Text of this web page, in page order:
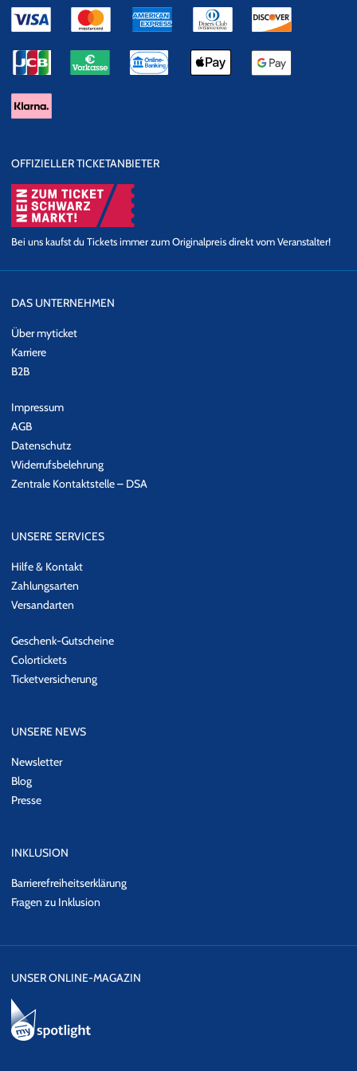
OFFIZIELLER TICKETANBIETER
Bei uns kaufst du Tickets immer zum Originalpreis direkt vom Veranstalter!
DAS UNTERNEHMEN
Über myticket
Karriere
B2B
Impressum
AGB
Datenschutz
Widerrufsbelehrung
Zentrale Kontaktstelle – DSA
UNSERE SERVICES
Hilfe & Kontakt
Zahlungsarten
Versandarten
Geschenk-Gutscheine
Colortickets
Ticketversicherung
UNSERE NEWS
Newsletter
Blog
Presse
INKLUSION
Barrierefreiheitserklärung
Fragen zu Inklusion
UNSER ONLINE-MAGAZIN